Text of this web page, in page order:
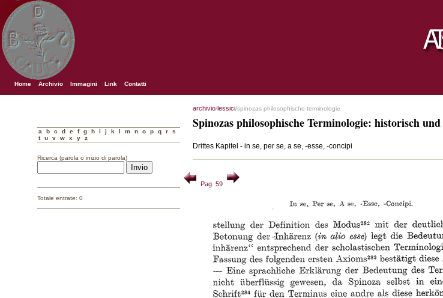
Home Archivio Immagini Link Contatti
a b c d e f g h i j k l m n o p q r
s
t
u v w x y z
Ricerca (parola o inizio di parola)
Totale entrate: 0
archivio/lessici/spinozas philosophische terminologie
Spinozas philosophische Terminologie: historisch
Drittes Kapitel - in se, per se, a se, -esse, -concipi
Pag. 59